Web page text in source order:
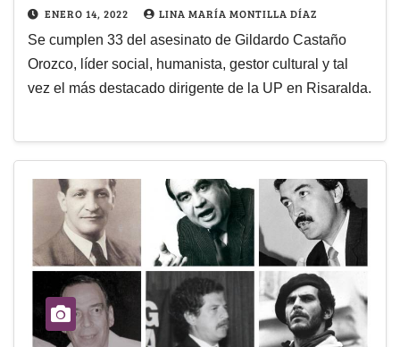
ENERO 14, 2022 LINA MARÍA MONTILLA DÍAZ
Se cumplen 33 del asesinato de Gildardo Castaño
Orozco, líder social, humanista, gestor cultural y tal
vez el más destacado dirigente de la UP en Risaralda.